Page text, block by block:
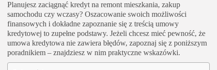
Planujesz zaciągnąć kredyt na remont mieszkania, zakup
samochodu czy wczasy? Oszacowanie swoich możliwości
finansowych i dokładne zapoznanie się z treścią umowy
kredytowej to zupełne podstawy. Jeżeli chcesz mieć pewność, że
umowa kredytowa nie zawiera błędów, zapoznaj się z poniższym
poradnikiem – znajdziesz w nim praktyczne wskazówki.